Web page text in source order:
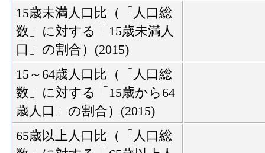
15歳未満人口比（「人口総
数」に対する「15歳未満人
口」の割合）(2015)
15～64歳人口比（「人口総
数」に対する「15歳から64
歳人口」の割合）(2015)
65歳以上人口比（「人口総